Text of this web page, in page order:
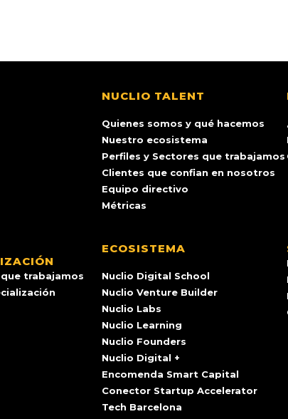
NUCLIO TALENT
Quienes somos y qué hacemos
Nuestro ecosistema
Perfiles y Sectores que trabajamos
Clientes que confian en nosotros
Equipo directivo
Métricas
trabajamos
ECOSISTEMA
Nuclio Digital School
Nuclio Venture Builder
Nuclio Labs
Nuclio Learning
Nuclio Founders
Nuclio Digital +
Encomenda Smart Capital
Conector Startup Accelerator
Tech Barcelona